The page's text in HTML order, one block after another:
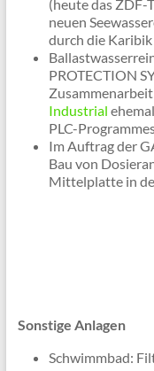
(heute das ZDF-
neuen
durch die Karibik
PROTECTION
Industrial
PLC-
Im Auftrag der
Bau von
Mittelplatte in
Sonstige Anlagen
Schwimmbad: